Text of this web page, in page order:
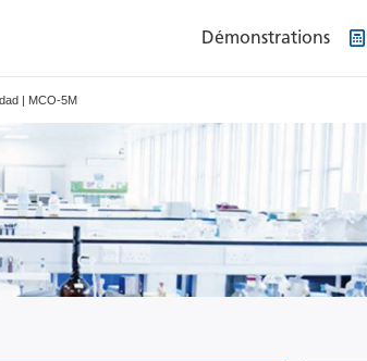
Démonstrations
| MCO-5M